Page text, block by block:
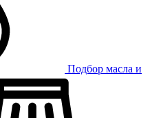
Подбор масла и